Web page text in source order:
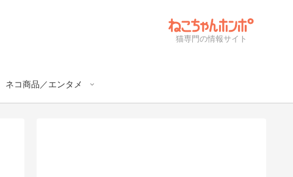
猫専門の情報サイト
ネコ商品／エンタメ